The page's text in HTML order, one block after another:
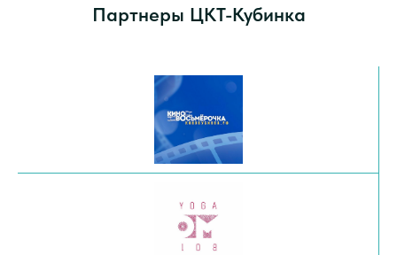
Партнеры ЦКТ-Кубинка